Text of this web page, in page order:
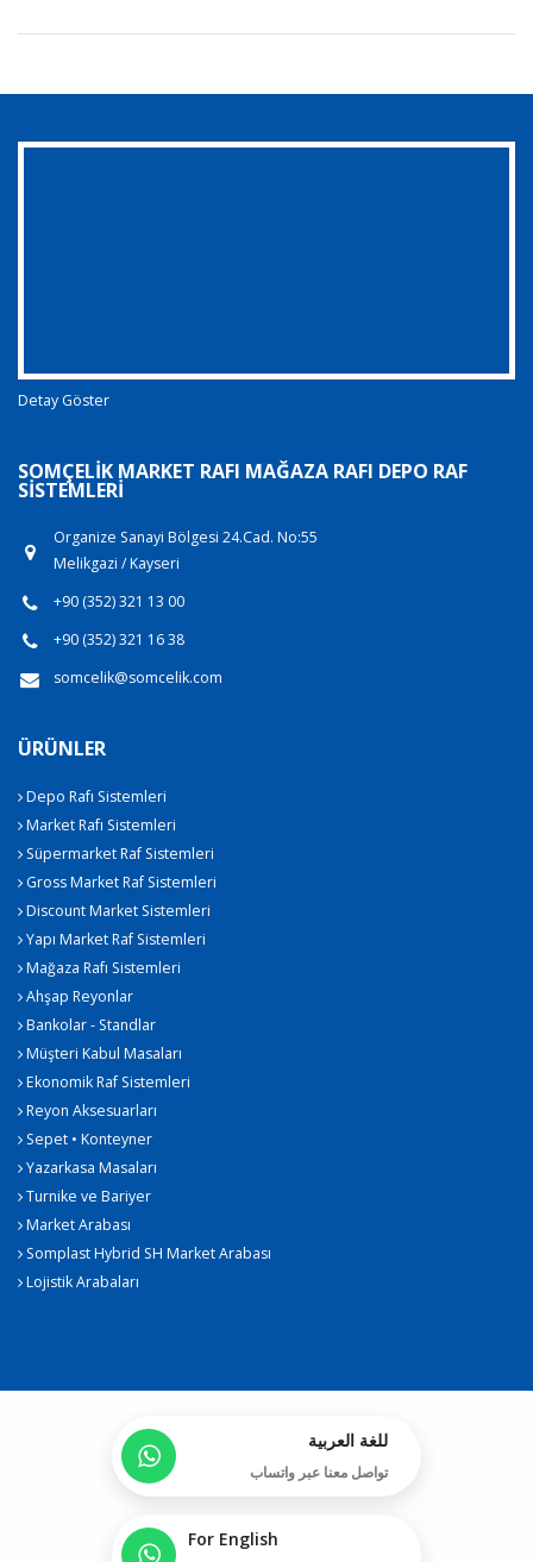
Detay Göster
SOMÇELIK MARKET RAFI MAĞAZA RAFI DEPO RAF
SISTEMLERI
Organize Sanayi Bölgesi 24.Cad. No:55
Melikgazi / Kayseri
+90 (352) 321 13 00
+90 (352) 321 16 38
somcelik@somcelik.com
ÜRÜNLER
Depo Rafı Sistemleri
Market Rafı Sistemleri
Süpermarket Raf Sistemleri
Gross Market Raf Sistemleri
Discount Market Sistemleri
Yapı Market Raf Sistemleri
Mağaza Rafı Sistemleri
Ahşap Reyonlar
Bankolar - Standlar
Müşteri Kabul Masaları
Ekonomik Raf Sistemleri
Reyon Aksesuarları
Sepet • Konteyner
Yazarkasa Masaları
Turnike ve Bariyer
Market Arabası
Somplast Hybrid SH Market Arabası
Lojistik Arabaları
للغة العربية
تواصل معنا عبر واتساب
For English